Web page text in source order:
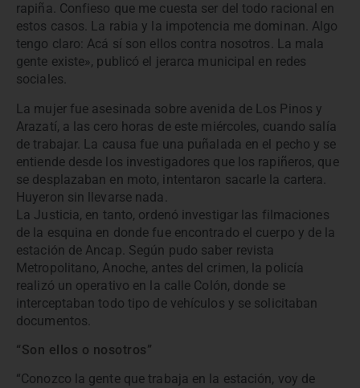
rapiña. Confieso que me cuesta ser del todo racional en
estos casos. La rabia y la impotencia me dominan. Algo
tengo claro: Acá sí son ellos contra nosotros. La mala
gente existe», publicó el jerarca municipal en redes
sociales.
La mujer fue asesinada sobre avenida de Los Pinos y
Arazatí, a las cero horas de este miércoles, cuando salía
de trabajar. La causa fue una puñalada en el pecho y se
entiende desde los investigadores que los rapiñeros, que
se desplazaban en moto, intentaron sacarle la cartera.
Huyeron sin llevarse nada.
La Justicia, en tanto, ordenó investigar las filmaciones
de la esquina en donde fue encontrado el cuerpo y de la
estación de Ancap. Según pudo saber revista
Metropolitano, Anoche, antes del crimen, la policía
realizó un operativo en la calle Colón, donde se
interceptaban todo tipo de vehículos y se solicitaban
documentos.
“Son ellos o nosotros”
“Conozco la gente que trabaja en la estación, voy de